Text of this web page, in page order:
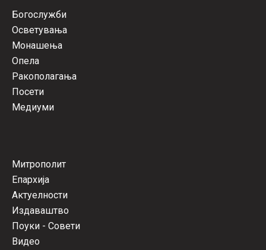
Богослужби
Осветувања
Монашења
Опела
Ракополагања
Посети
Медиуми
Митрополит
Епархија
Актуелности
Издаваштво
Поуки - Совети
Видео